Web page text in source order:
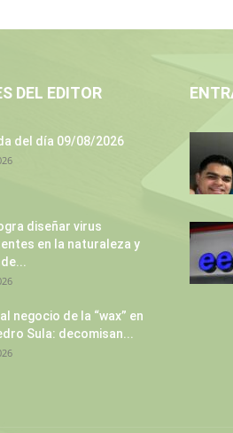
DEL EDITOR
del día 09/08/2026
diseñar virus
en la naturaleza y
negocio de la “wax” en
Sula: decomisan...